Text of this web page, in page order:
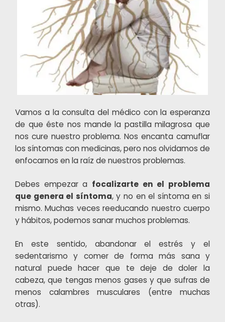
Vamos a la consulta del médico con la esperanza
de que éste nos mande la pastilla milagrosa que
nos cure nuestro problema. Nos encanta camuflar
los síntomas con medicinas, pero nos olvidamos de
enfocarnos en la raíz de nuestros problemas.
Debes empezar a focalizarte en el problema
que genera el síntoma, y no en el síntoma en si
mismo. Muchas veces reeducando nuestro cuerpo
y hábitos, podemos sanar muchos problemas.
En este sentido, abandonar el estrés y el
sedentarismo y comer de forma más sana y
natural puede hacer que te deje de doler la
cabeza, que tengas menos gases y que sufras de
menos calambres musculares (entre muchas
otras).